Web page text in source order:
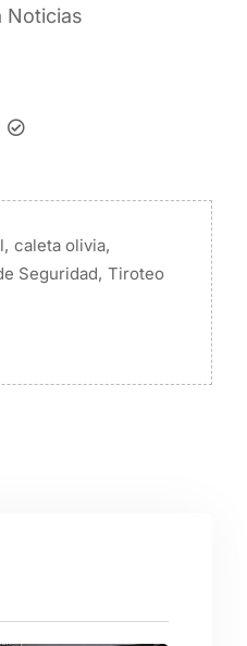
Noticias
, caleta olivia,
Seguridad, Tiroteo